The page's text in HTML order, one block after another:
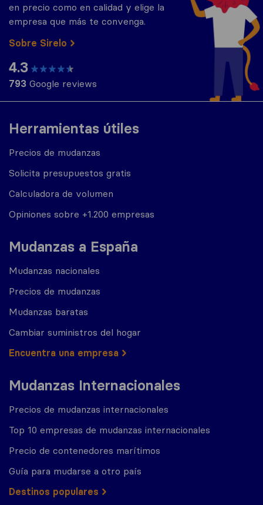
Herramientas útiles
Precios de mudanzas
Solicita presupuestos gratis
Calculadora de volumen
Opiniones sobre +1.200 empresas
Mudanzas a España
Mudanzas nacionales
Precios de mudanzas
Mudanzas baratas
Cambiar suministros del hogar
Encuentra una empresa
Mudanzas Internacionales
Precios de mudanzas internacionales
Top 10 empresas de mudanzas internacionales
Precio de contenedores marítimos
Guía para mudarse a otro país
Destinos populares
en precio como en calidad y elige la
empresa que más te convenga.
Sobre Sirelo
4.3
793 Google reviews